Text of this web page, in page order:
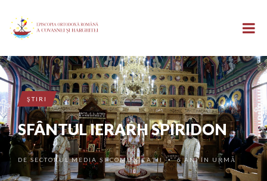
ŞTIRI
SFÂNTUL IERARH SPIRIDON
DESECTORUL MEDIA ȘI COMUNICAȚII •6 ANI ÎN URMĂ